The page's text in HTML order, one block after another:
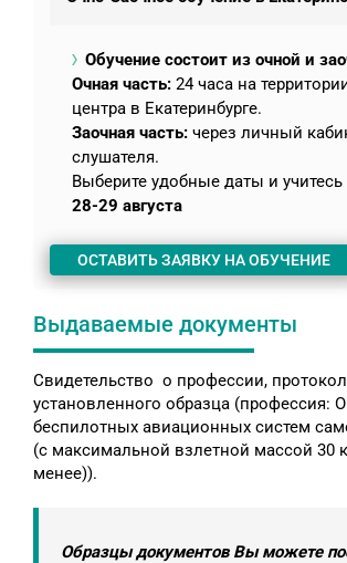
Обучение состоит из очной и
Очная часть: 24 часа на
центра в Екатеринбурге.
Заочная часть: через личный
слушателя.
Выберите удобные даты и
28-29 августа
ОСТАВИТЬ ЗАЯВКУ НА ОБУЧЕНИЕ
Выдаваемые документы
Свидетельство о профессии, протокол
установленного образца (профессия:
беспилотных авиационных систем
(с максимальной взлетной массой 30
менее)).
Образцы документов Вы можете